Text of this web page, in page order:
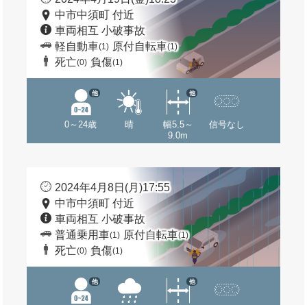
中市中須町 付近
車両相互 小破事故
軽自動車(1) 原付自転車(1)
死亡(0) 負傷(1)
0～24歳
他
晴
幅5.5～
9.0m
他
信号なし
2024年4月8日(月)17:55
中市中須町 付近
車両相互 小破事故
普通乗用車(1) 原付自転車(1)
死亡(0) 負傷(1)
他 他